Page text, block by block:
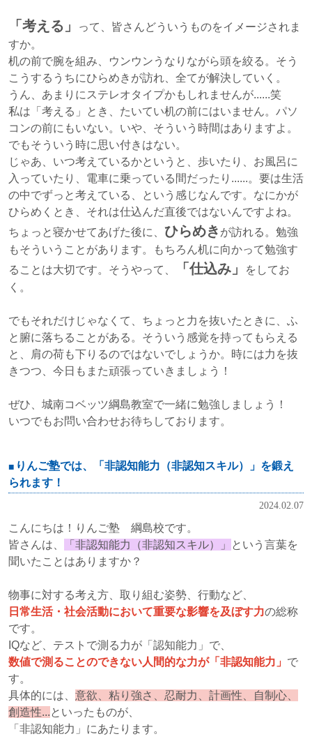
「考える」
って、皆さんどういうものをイメージされま
すか。
机の前で腕を組み、ウンウンうなりながら頭を絞る。そう
こうするうちにひらめきが訪れ、全てが解決していく。
うん、あまりにステレオタイプかもしれませんが......笑
私は「考える」とき、たいてい机の前にはいません。パソ
コンの前にもいない。いや、そういう時間はありますよ。
でもそういう時に思い付きはない。
じゃあ、いつ考えているかというと、歩いたり、お風呂に
入っていたり、電車に乗っている間だったり......。要は生活
の中でずっと考えている、という感じなんです。 なにかが
ひらめくとき、それは仕込んだ直後ではないんですよね。
ちょっと寝かせてあげた後に、 ひらめき が訪れる。 勉強
もそういうことがあります。もちろん机に向かって勉強す
ることは大切です。そうやって、
「仕込み」
をしてお
く。
でもそれだけじゃなくて、ちょっと力を抜いたときに、ふ
と腑に落ちることがある。そういう感覚を持ってもらえる
と、肩の荷も下りるのではないでしょうか。 時には力を抜
きつつ、今日もまた頑張っていきましょう！
ぜひ、城南コベッツ綱島教室で一緒に勉強しましょう！
いつでもお問い合わせお待ちしております。
りんご塾では、「非認知能力（非認知スキル）」を鍛え
られます！
2024.02.07
こんにちは！りんご塾 綱島校です。
皆さんは、
「非認知能力（非認知スキル）」
という言葉を
聞いたことはありますか？
物事に対する考え方、取り組む姿勢、行動など、
日常生活・社会活動において重要な影響を及ぼす力の総称
です。
IQなど、テストで測る力が「認知能力」で、
数値で測ることのできない人間的な力が「非認知能力」 で
す。
具体的には、 意欲、粘り強さ、忍耐力、計画性、自制心、
創造性...といったものが、
「非認知能力」にあたります。